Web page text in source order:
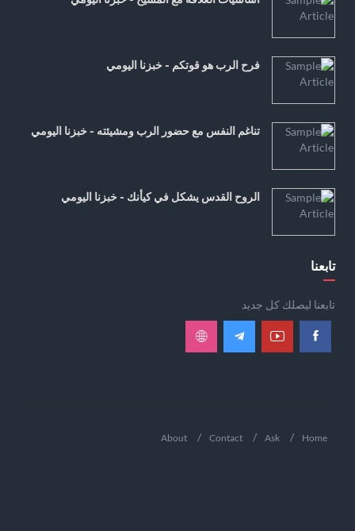
فرح الرب هو قوتكم - خبزنا اليومي
تناغم النفس مع حضور الرب ومشيئته - خبزنا اليومي
الروح القدس يشكل في كيأنك - خبزنا اليومي
تابعنا
تابعنا ليصلك كل جديد
Home
Ask
Contact
About